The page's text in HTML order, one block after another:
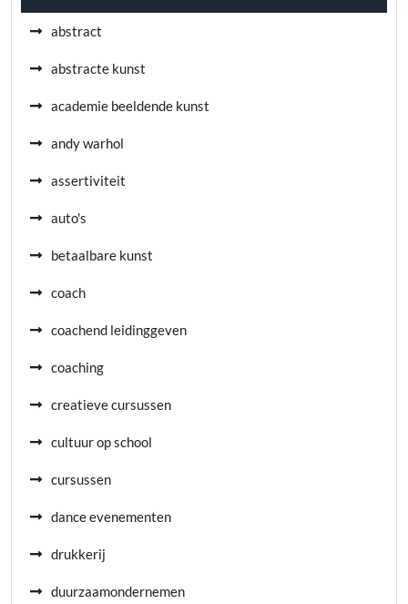
abstract
abstracte kunst
academie beeldende kunst
andy warhol
assertiviteit
auto's
betaalbare kunst
coach
coachend leidinggeven
coaching
creatieve cursussen
cultuur op school
cursussen
dance evenementen
drukkerij
duurzaamondernemen